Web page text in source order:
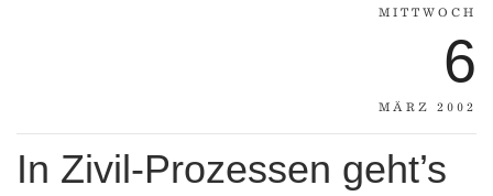
MITTWOCH
6
MÄRZ 2002
In Zivil-Prozessen geht’s